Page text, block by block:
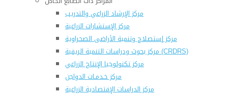
مركز الإرشاد الزراعي والتدريب
مركز الإستشارات الزراعية
مركز إستصلاح وتنمية الأراضى الصحراوية
مركز بحوث ودراسات التنمية الريفية (CRDRS)
مركز تكنولوجيا الإنتاج الزراعي
مركز خـدمـات الدواجن
مركز الدراسات الإقتصادية الزراعية